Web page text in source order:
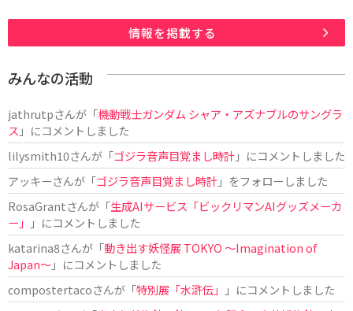
情報を掲載する
みんなの活動
jathrutpさんが「機動戦士ガンダム シャア・アズナブルのサングラ
ス 」にコメントしました
lilysmith10さんが「ゴジラ音声目覚まし時計」にコメントしました
アッキーさんが「ゴジラ音声目覚まし時計」をフォローしました
RosaGrantさんが「生成AIサービス「ビックリマンAIグッズメーカ
ー」
」にコメントしました
katarina8さんが「動き出す妖怪展 TOKYO 〜Imagination of
Japan〜」にコメントしました
compostertacoさんが「特別展「水滸伝」
」にコメントしました